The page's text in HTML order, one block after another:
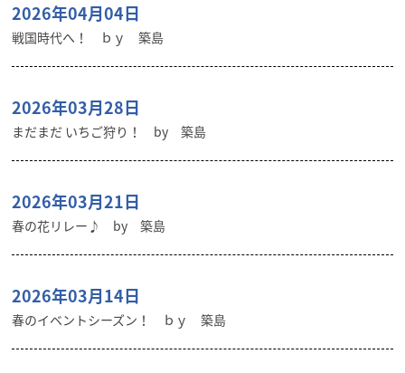
2026年04月04日
戦国時代へ！ ｂｙ 築島
2026年03月28日
まだまだ いちご狩り！ by 築島
2026年03月21日
春の花リレー♪ by 築島
2026年03月14日
春のイベントシーズン！ ｂｙ 築島